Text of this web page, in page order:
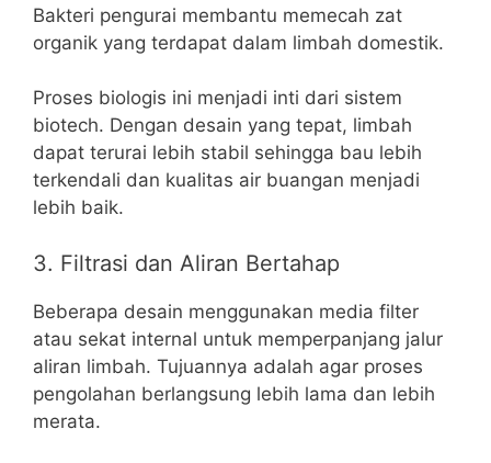
Bakteri pengurai membantu memecah zat
organik yang terdapat dalam limbah domestik.
Proses biologis ini menjadi inti dari sistem
biotech. Dengan desain yang tepat, limbah
dapat terurai lebih stabil sehingga bau lebih
terkendali dan kualitas air buangan menjadi
lebih baik.
3. Filtrasi dan Aliran Bertahap
Beberapa desain menggunakan media filter
atau sekat internal untuk memperpanjang jalur
aliran limbah. Tujuannya adalah agar proses
pengolahan berlangsung lebih lama dan lebih
merata.